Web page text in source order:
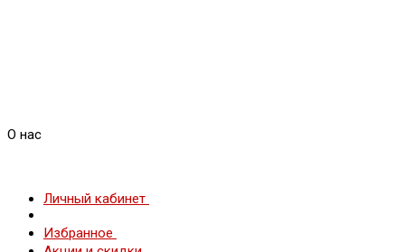
О нас
Личный кабинет
Избранное